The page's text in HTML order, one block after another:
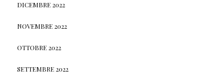
DICEMBRE 2022
NOVEMBRE 2022
OTTOBRE 2022
SETTEMBRE 2022